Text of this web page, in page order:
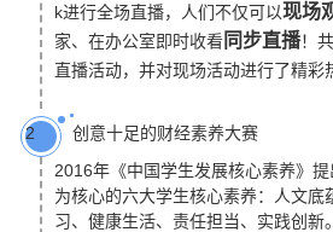
k进行全场直播，人们不仅可以现场
家、在办公室即时收看同步直播！
直播活动，并对现场活动进行了精彩
2
创意十足的财经素养大赛
2016年《中国学生发展核心素养》提
为核心的六大学生核心素养：人文底
习、健康生活、责任担当、实践创新